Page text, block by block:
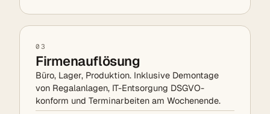
03
Firmenauflösung
Büro, Lager, Produktion. Inklusive Demontage
von Regalanlagen, IT-Entsorgung DSGVO-
konform und Terminarbeiten am Wochenende.